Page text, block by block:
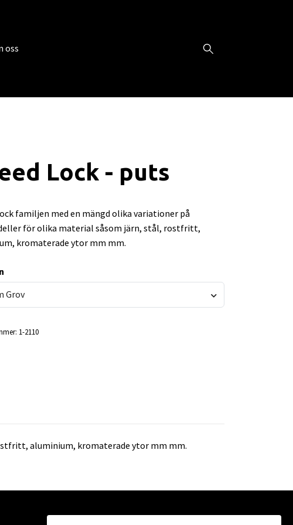
oss
Lock - puts
familjen med en mängd olika variationer på
för olika material såsom järn, stål, rostfritt,
kromaterade ytor mm mm.
Grov
1-2110
aluminium, kromaterade ytor mm mm.